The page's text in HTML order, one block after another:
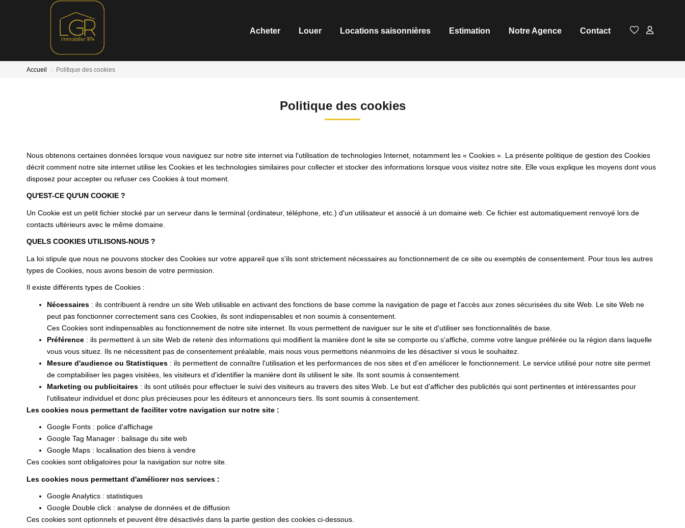
Acheter Louer Locations saisonnières Estimation Notre Agence Contact
Accueil Politique des cookies
Politique des cookies
Nous obtenons certaines données lorsque vous naviguez sur notre site internet via l'utilisation de technologies Internet, notamment les « Cookies ». La présente politique de gestion des Cookies
décrit comment notre site internet utilise les Cookies et les technologies similaires pour collecter et stocker des informations lorsque vous visitez notre site. Elle vous explique les moyens dont vous
disposez pour accepter ou refuser ces Cookies à tout moment.
QU'EST-CE QU'UN COOKIE ?
Un Cookie est un petit fichier stocké par un serveur dans le terminal (ordinateur, téléphone, etc.) d'un utilisateur et associé à un domaine web. Ce fichier est automatiquement renvoyé lors de
contacts ultérieurs avec le même domaine.
QUELS COOKIES UTILISONS-NOUS ?
La loi stipule que nous ne pouvons stocker des Cookies sur votre appareil que s'ils sont strictement nécessaires au fonctionnement de ce site ou exemptés de consentement. Pour tous les autres
types de Cookies, nous avons besoin de votre permission.
Il existe différents types de Cookies :
Nécessaires : ils contribuent à rendre un site Web utilisable en activant des fonctions de base comme la navigation de page et l'accès aux zones sécurisées du site Web. Le site Web ne
peut pas fonctionner correctement sans ces Cookies, ils sont indispensables et non soumis à consentement.
Ces Cookies sont indispensables au fonctionnement de notre site internet. Ils vous permettent de naviguer sur le site et d'utiliser ses fonctionnalités de base.
Préférence : ils permettent à un site Web de retenir des informations qui modifient la manière dont le site se comporte ou s'affiche, comme votre langue préférée ou la région dans laquelle
vous vous situez. Ils ne nécessitent pas de consentement préalable, mais nous vous permettons néanmoins de les désactiver si vous le souhaitez.
Mesure d'audience ou Statistiques : ils permettent de connaître l'utilisation et les performances de nos sites et d'en améliorer le fonctionnement. Le service utilisé pour notre site permet
de comptabiliser les pages visitées, les visiteurs et d'identifier la manière dont ils utilisent le site. Ils sont soumis à consentement.
Marketing ou publicitaires : ils sont utilisés pour effectuer le suivi des visiteurs au travers des sites Web. Le but est d'afficher des publicités qui sont pertinentes et intéressantes pour
l'utilisateur individuel et donc plus précieuses pour les éditeurs et annonceurs tiers. Ils sont soumis à consentement.
Les cookies nous permettant de faciliter votre navigation sur notre site :
Google Fonts : police d'affichage
Google Tag Manager : balisage du site web
Google Maps : localisation des biens à vendre
Ces cookies sont obligatoires pour la navigation sur notre site.
Les cookies nous permettant d'améliorer nos services :
Google Analytics : statistiques
Google Double click : analyse de données et de diffusion
Ces cookies sont optionnels et peuvent être désactivés dans la partie gestion des cookies ci-dessous.